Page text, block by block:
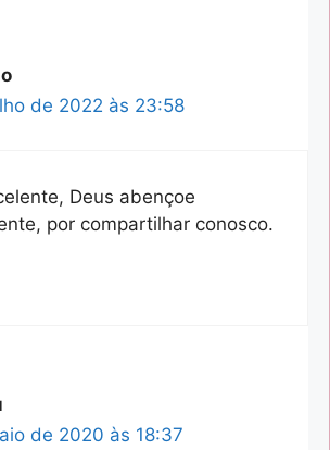
de 2022 às 23:58
Deus abençoe
por compartilhar conosco.
de 2020 às 18:37